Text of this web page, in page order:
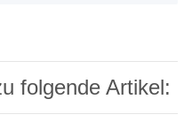
folgende Artikel: